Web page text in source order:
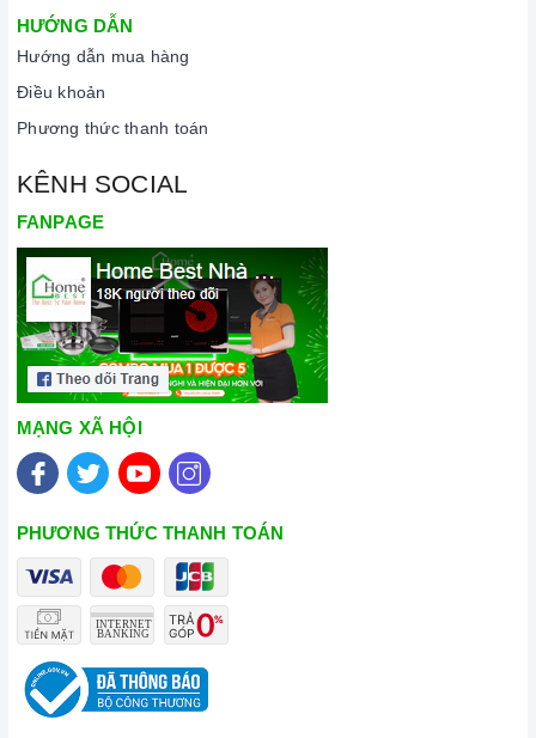
HƯỚNG DẪN
Hướng dẫn mua hàng
Điều khoản
Phương thức thanh toán
KÊNH SOCIAL
FANPAGE
MẠNG XÃ HỘI
PHƯƠNG THỨC THANH TOÁN